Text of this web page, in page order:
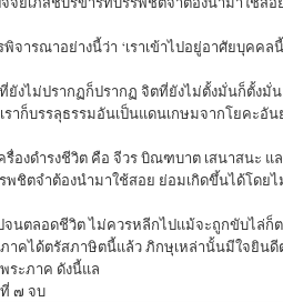
จารณาอย่างนี้ว่า ‘เราเข้าไปอยู่อาศัยบุคคลนี้
งไม่ปรากฏก็ปรากฏ จิตที่ยังไม่ตั้งมั่นก็ตั้งมั่
ราก็บรรลุธรรมอันเป็นแดนเกษมจากโยคะอั
รื่องดำรงชีวิต คือ จีวร บิณฑบาต เสนาสนะ แ
พชิตจำต้องนำมาใช้สอย ย่อมเกิดขึ้นได้โดย
นตลอดชีวิต ไม่ควรหลีกไปแม้จะถูกขับไล่ก็
าคได้ตรัสภาษิตนี้แล้ว ภิกษุเหล่านั้นมีใจยิน
ระภาค ดังนี้แล
๗ จบ